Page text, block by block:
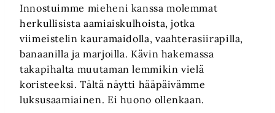
Innostuimme mieheni kanssa molemmat
herkullisista aamiaiskulhoista, jotka
viimeistelin kauramaidolla, vaahterasiirapilla,
banaanilla ja marjoilla. Kävin hakemassa
takapihalta muutaman lemmikin vielä
koristeeksi. Tältä näytti hääpäivämme
luksusaamiainen. Ei huono ollenkaan.